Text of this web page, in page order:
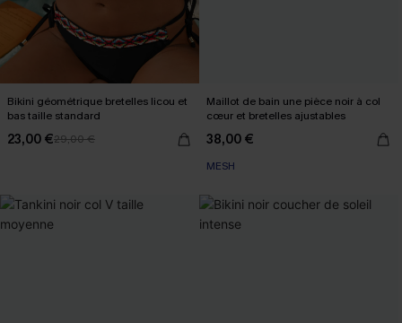
Bikini géométrique bretelles licou et
bas taille standard
23,00 €29,00 €
Maillot de bain une pièce noir à col
cœur et bretelles ajustables
38,00 €
MESH